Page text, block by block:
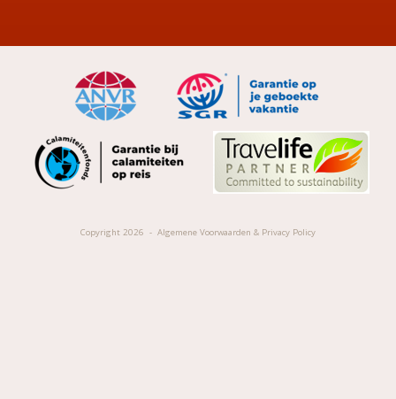
Copyright 2026 Algemene Voorwaarden & Privacy Policy